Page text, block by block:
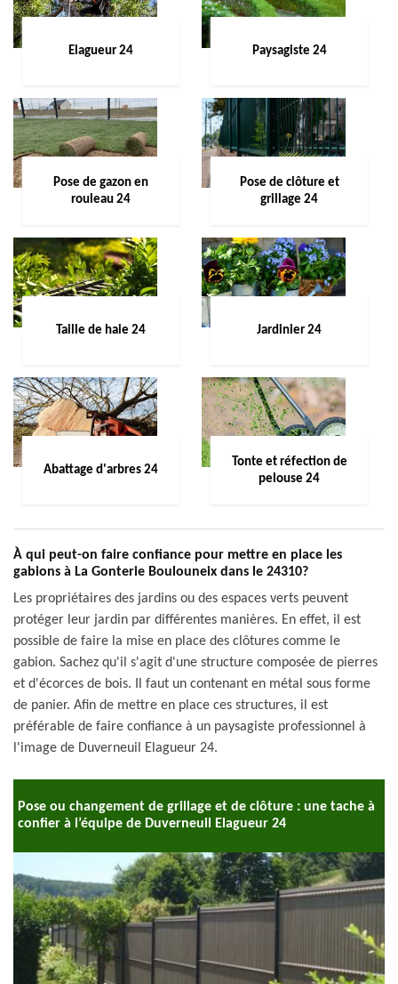
Elagueur 24 Paysagiste 24
Pose de gazon en
rouleau 24
Pose de clôture et
grillage 24
Taille de haie 24 Jardinier 24
Abattage d'arbres 24
Tonte et réfection de
pelouse 24
À qui peut-on faire confiance pour mettre en place les
gabions à La Gonterie Boulouneix dans le 24310?
Les propriétaires des jardins ou des espaces verts peuvent
protéger leur jardin par différentes manières. En effet, il est
possible de faire la mise en place des clôtures comme le
gabion. Sachez qu'il s'agit d'une structure composée de pierres
et d'écorces de bois. Il faut un contenant en métal sous forme
de panier. Afin de mettre en place ces structures, il est
préférable de faire confiance à un paysagiste professionnel à
l'image de Duverneuil Elagueur 24.
Pose ou changement de grillage et de clôture : une tache à
confier à l’équipe de Duverneuil Elagueur 24